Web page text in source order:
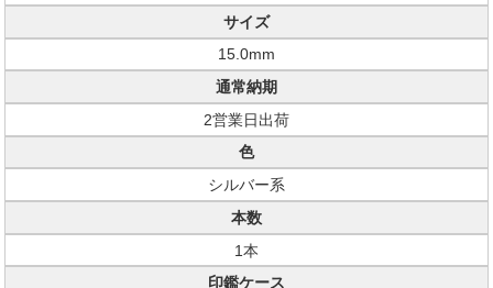
サイズ
15.0mm
通常納期
2営業日出荷
色
シルバー系
本数
1本
印鑑ケース